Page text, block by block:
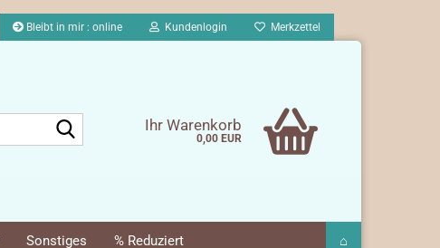
Bleibt in mir : online Kundenlogin Merkzettel
Ihr Warenkorb
0,00 EUR
Sonstiges % Reduziert ⌂